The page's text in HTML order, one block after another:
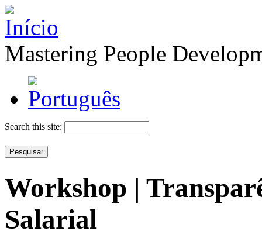
Mastering People
Search this site:
Workshop |
Salarial